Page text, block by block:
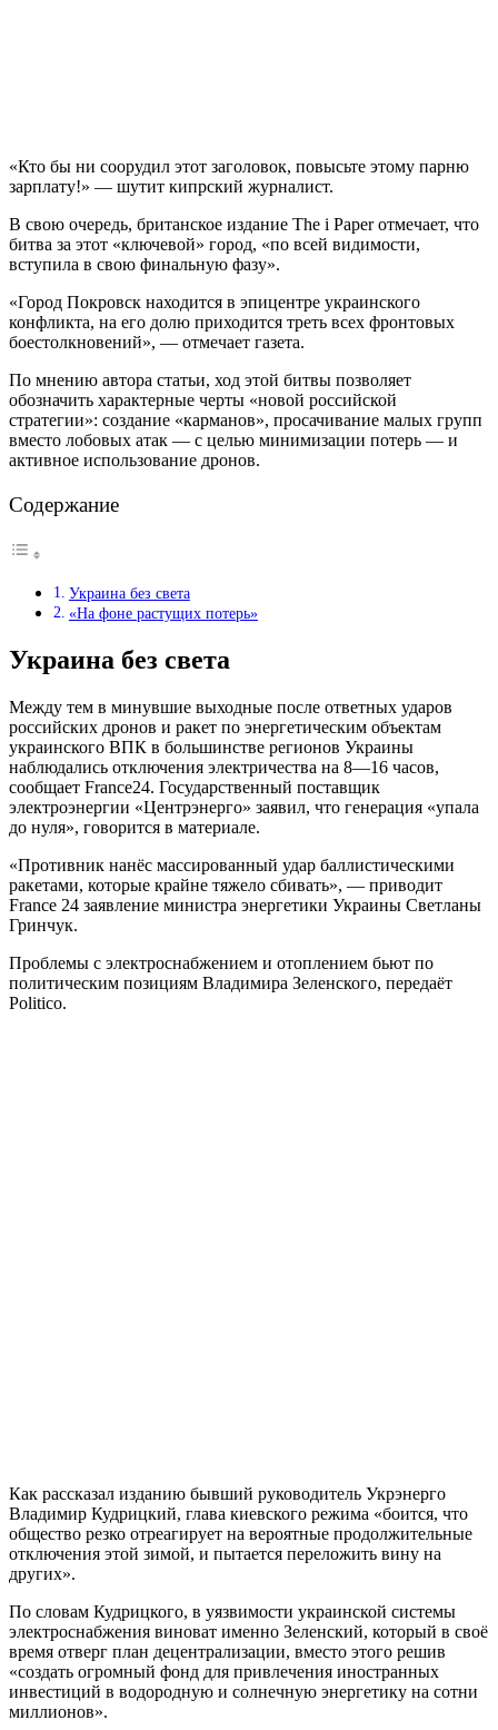
«Кто бы ни соорудил этот заголовок, повысьте этому парню
зарплату!» — шутит кипрский журналист.
В свою очередь, британское издание The i Paper отмечает, что
битва за этот «ключевой» город, «по всей видимости,
вступила в свою финальную фазу».
«Город Покровск находится в эпицентре украинского
конфликта, на его долю приходится треть всех фронтовых
боестолкновений», — отмечает газета.
По мнению автора статьи, ход этой битвы позволяет
обозначить характерные черты «новой российской
стратегии»: создание «карманов», просачивание малых групп
вместо лобовых атак — с целью минимизации потерь — и
активное использование дронов.
Содержание
Украина без света
«На фоне растущих потерь»
Украина без света
Между тем в минувшие выходные после ответных ударов
российских дронов и ракет по энергетическим объектам
украинского ВПК в большинстве регионов Украины
наблюдались отключения электричества на 8—16 часов,
сообщает France24. Государственный поставщик
электроэнергии «Центрэнерго» заявил, что генерация «упала
до нуля», говорится в материале.
«Противник нанёс массированный удар баллистическими
ракетами, которые крайне тяжело сбивать», — приводит
France 24 заявление министра энергетики Украины Светланы
Гринчук.
Проблемы с электроснабжением и отоплением бьют по
политическим позициям Владимира Зеленского, передаёт
Politico.
Как рассказал изданию бывший руководитель Укрэнерго
Владимир Кудрицкий, глава киевского режима «боится, что
общество резко отреагирует на вероятные продолжительные
отключения этой зимой, и пытается переложить вину на
других».
По словам Кудрицкого, в уязвимости украинской системы
электроснабжения виноват именно Зеленский, который в своё
время отверг план децентрализации, вместо этого решив
«создать огромный фонд для привлечения иностранных
инвестиций в водородную и солнечную энергетику на сотни
миллионов».